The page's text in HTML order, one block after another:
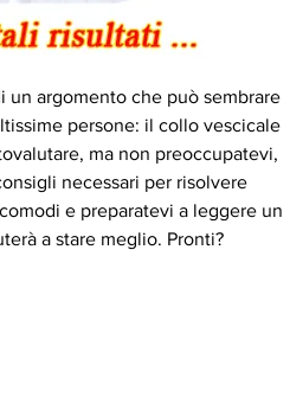
argomento che può sembrare
persone: il collo vescicale
ma non preoccupatevi,
necessari per risolvere
e preparatevi a leggere un
a stare meglio. Pronti?